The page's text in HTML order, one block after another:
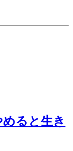
ると生き